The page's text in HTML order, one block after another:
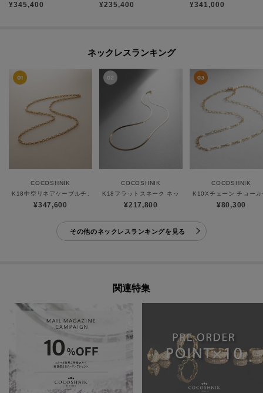
¥345,400 ¥235,400 ¥341,000
ネックレスランキング
COCOSHNIK
K18中空リネアケーブルチェーン ネックレス細
¥347,600
COCOSHNIK
K18フラットスネーク ネックレス細
¥217,800
COCOSHNIK
K10Xチェーン チョーカ
¥80,300
その他のネックレスランキングを見る
関連特集